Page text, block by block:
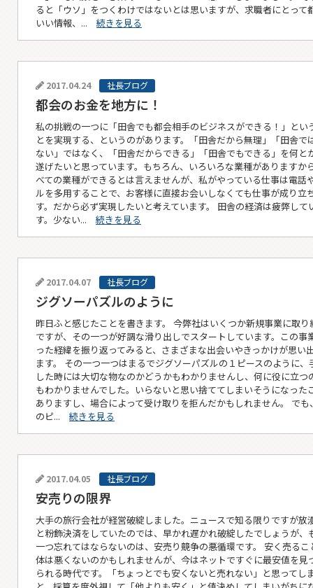
ると「ウソ」をつくわけではないとは思いますが、求職者にとって
いい情報、... 続きを見る
2017.04.24 社長ブログ
都会のお金を地方に！
私の挑戦の一つに「田舎でも都会相手のビジネスができる！」とい
とを実現する、というのがあります。「田舎だから無理」「田舎で
ない」ではなく、「田舎だからできる」「田舎でもできる」を何と
遂げたいと思っています。もちろん、いろいろな業種がありますか
べての業種ができるとは言えませんが、私がやっている仕事は電話
ルを多用することで、お客様に直接お会いしなくても仕事が成り立
す。だから必ず実現したいと考えています。 田舎の経済は疲弊して
す。少ない... 続きを見る
2017.04.07 社長ブログ
ジグソーパズルのように
昨日ふと感じたことを書きます。 今弊社はいくつか新規事業に取り
ですが、その一つが好調な滑り出しでスタートしています。この事
った経緯を振り返ってみると、さまざまな出会いやきっかけが思い
ます。 その一つ一つはまるでジグソーパズルの１ピースのように、
した時には大切な物なのかどうかもわかりませんし、何に役に立つ
もわかりませんでした。いらないと思い捨ててしまいそうになった
ありますし、場合によって受け取りを拒んだかもしれません。 でも
のピ... 続きを見る
2017.04.05 社長ブログ
安売りの限界
大手の旅行会社が経営破綻しました。ニュースで知る限りですが放
と粉飾決済をしていたのでは、早かれ遅かれ破綻したでしょうが、
一つ忘れてはならないのは、安売り競争の悪循環です。 安く売るこ
体は悪くないのかもしれませんが、今はネットですぐに最安値を見
られる時代です。「ちょっとでも安くないと売れない」と思ってし